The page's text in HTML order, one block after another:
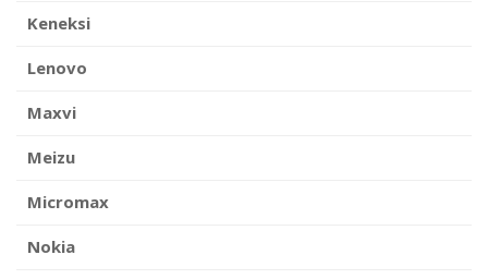
Keneksi
Lenovo
Maxvi
Meizu
Micromax
Nokia